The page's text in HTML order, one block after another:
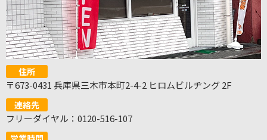
住所
〒673-0431 兵庫県三木市本町2-4-2 ヒロムビルヂング 2F
連絡先
フリーダイヤル：0120-516-107